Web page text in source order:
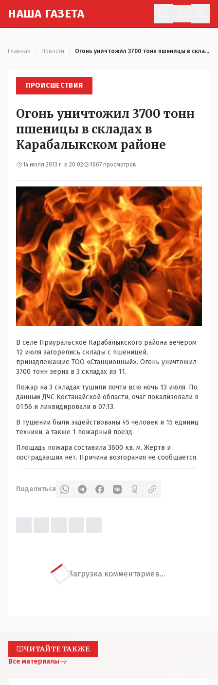
НАША ГАЗЕТА
Главная Новости Огонь уничтожил 3700 тонн пшеницы в складах в Карабалыкском районе
ПРОИСШЕСТВИЯ
Огонь уничтожил 3700 тонн
пшеницы в складах в
Карабалыкском районе
14 июля 2013 г. в 20:02 1667 просмотров
В селе Приуральское Карабалыкского района вечером
12 июля загорелись склады с пшеницей,
принадлежащие ТОО «Станционный». Огонь уничтожил
3700 тонн зерна в 3 складах из 11.
Пожар на 3 складах тушили почти всю ночь 13 июля. По
данным ДЧС Костанайской области, очаг локализовали в
01:56 и ликвидировали в 07:13.
В тушении были задействованы 45 человек и 15 единиц
техники, а также 1 пожарный поезд.
Площадь пожара составила 3600 кв. м. Жертв и
пострадавших нет. Причина возгорания не сообщается.
Поделиться
Загрузка комментариев...
ЧИТАЙТЕ ТАКЖЕ
Все материалы